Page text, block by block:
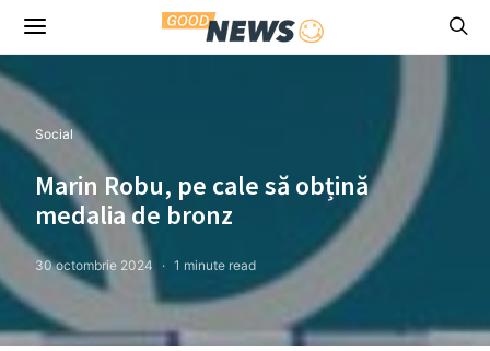
Social
Marin Robu, pe cale să obțină
medalia de bronz
30 octombrie 2024 1 minute read